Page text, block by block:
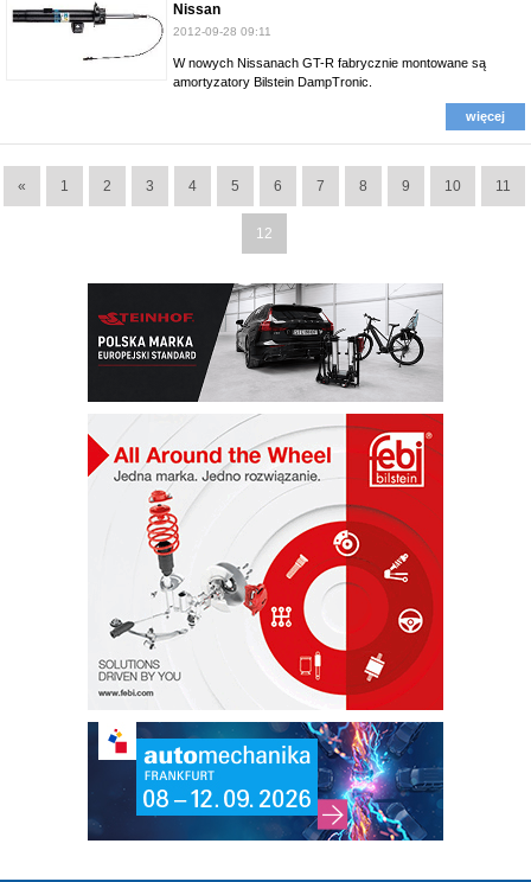
Nissan
2012-09-28 09:11
W nowych Nissanach GT-R fabrycznie montowane są
amortyzatory Bilstein DampTronic.
więcej
« 1 2 3 4 5 6 7 8 9 10 11
12